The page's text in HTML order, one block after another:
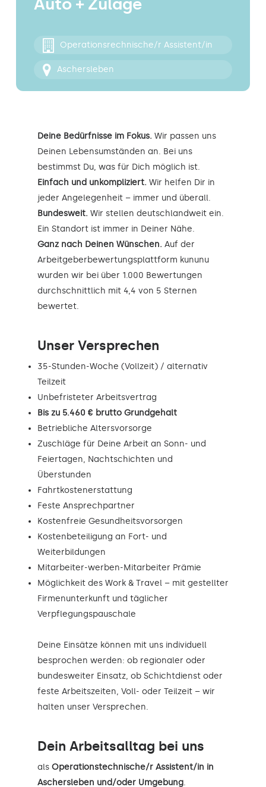
Kontakt
Auto + Zulage
Operationsrechnische/r Assistent/in
Aschersleben
Deine Bedürfnisse im Fokus. Wir passen uns
Deinen Lebensumständen an. Bei uns
bestimmst Du, was für Dich möglich ist.
Einfach und unkompliziert. Wir helfen Dir in
jeder Angelegenheit – immer und überall.
Bundesweit. Wir stellen deutschlandweit ein.
Ein Standort ist immer in Deiner Nähe.
Ganz nach Deinen Wünschen. Auf der
Arbeitgeberbewertungsplattform kununu
wurden wir bei über 1.000 Bewertungen
durchschnittlich mit 4,4 von 5 Sternen
bewertet.
Unser Versprechen
35-Stunden-Woche (Vollzeit) / alternativ
Teilzeit
Unbefristeter Arbeitsvertrag
Bis zu 5.460 € brutto Grundgehalt
Betriebliche Altersvorsorge
Zuschläge für Deine Arbeit an Sonn- und
Feiertagen, Nachtschichten und
Überstunden
Fahrtkostenerstattung
Feste Ansprechpartner
Kostenfreie Gesundheitsvorsorgen
Kostenbeteiligung an Fort- und
Weiterbildungen
Mitarbeiter-werben-Mitarbeiter Prämie
Möglichkeit des Work & Travel – mit gestellter
Firmenunterkunft und täglicher
Verpflegungspauschale
Deine Einsätze können mit uns individuell
besprochen werden: ob regionaler oder
bundesweiter Einsatz, ob Schichtdienst oder
feste Arbeitszeiten, Voll- oder Teilzeit – wir
halten unser Versprechen.
Dein Arbeitsalltag bei uns
als Operationstechnische/r Assistent/in in
Aschersleben und/oder Umgebung.